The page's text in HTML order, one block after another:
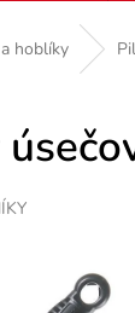
hoblíky